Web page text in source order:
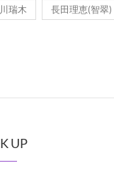
瑞木 長田理恵(智翠)
UP